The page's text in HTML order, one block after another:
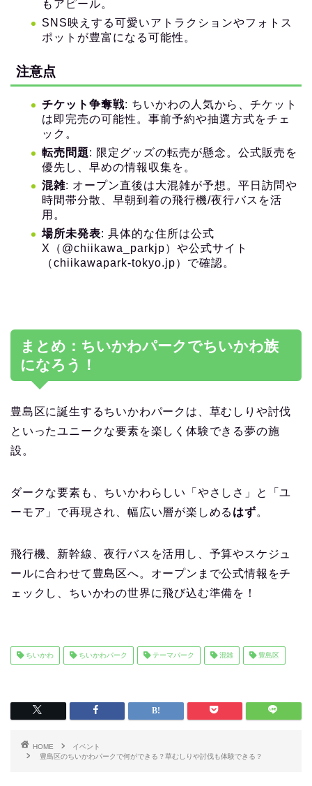
もアピール。
SNS映えする可愛いアトラクションやフォトス
ポットが豊富になる可能性。
注意点
チケット争奪戦: ちいかわの人気から、チケット
は即完売の可能性。事前予約や抽選方式をチェ
ック。
転売問題: 限定グッズの転売が懸念。公式販売を
優先し、早めの情報収集を。
混雑: オープン直後は大混雑が予想。平日訪問や
時間帯分散、早朝到着の飛行機/夜行バスを活
用。
場所未発表: 具体的な住所は公式
X（@chiikawa_parkjp）や公式サイト
（chiikawapark-tokyo.jp）で確認。
まとめ：ちいかわパークでちいかわ族
になろう！
豊島区に誕生するちいかわパークは、草むしりや討伐
といったユニークな要素を楽しく体験できる夢の施
設。
ダークな要素も、ちいかわらしい「やさしさ」と「ユ
ーモア」で再現され、幅広い層が楽しめる はず。
飛行機、新幹線、夜行バスを活用し、予算やスケジュ
ールに合わせて豊島区へ。オープンまで公式情報をチ
ェックし、ちいかわの世界に飛び込む準備を！
ちいかわ ちいかわパーク テーマパーク 混雑 豊島区
HOME
イベント
豊島区のちいかわパークで何ができる？草むしりや討伐も体験できる？